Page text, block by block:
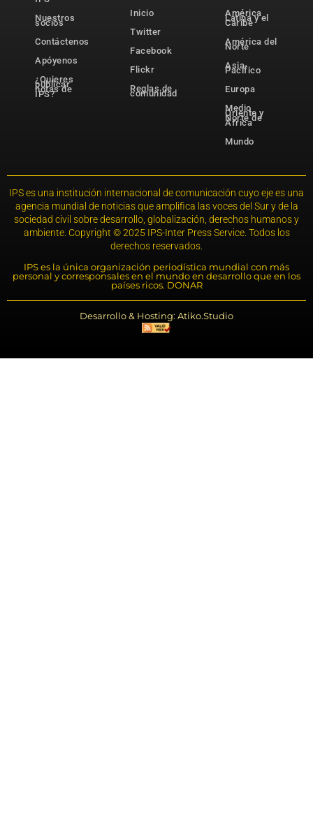
Nuestros
socios
Contáctenos
Apóyenos
¿Quieres
publicar
notas de
IPS?
Inicio
Twitter
Facebook
Flickr
Reglas de
comunidad
América
Latina y el
Caribe
América del
Norte
Asia-
Pacífico
Europa
Medio
Oriente y
Norte de
África
Mundo
IPS es una institución internacional de comunicación cuyo eje es una
agencia mundial de noticias que amplifica las voces del Sur y de la
sociedad civil sobre desarrollo, globalización, derechos humanos y
ambiente. Copyright © 2025 IPS-Inter Press Service. Todos los
derechos reservados.
IPS es la única organización periodística mundial con más
personal y corresponsales en el mundo en desarrollo que en los
países ricos. DONAR
Desarrollo & Hosting: Atiko.Studio